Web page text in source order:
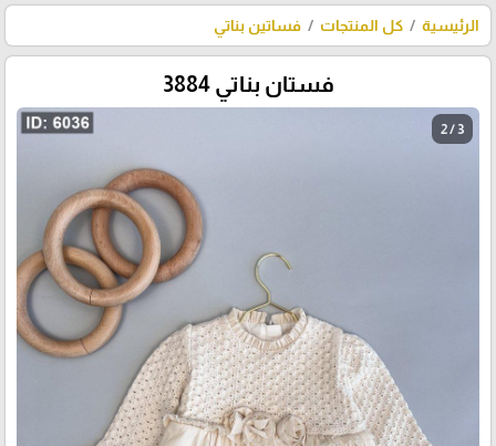
الرئيسية كل المنتجات فساتين بناتي
فستان بناتي 3884
2 / 3